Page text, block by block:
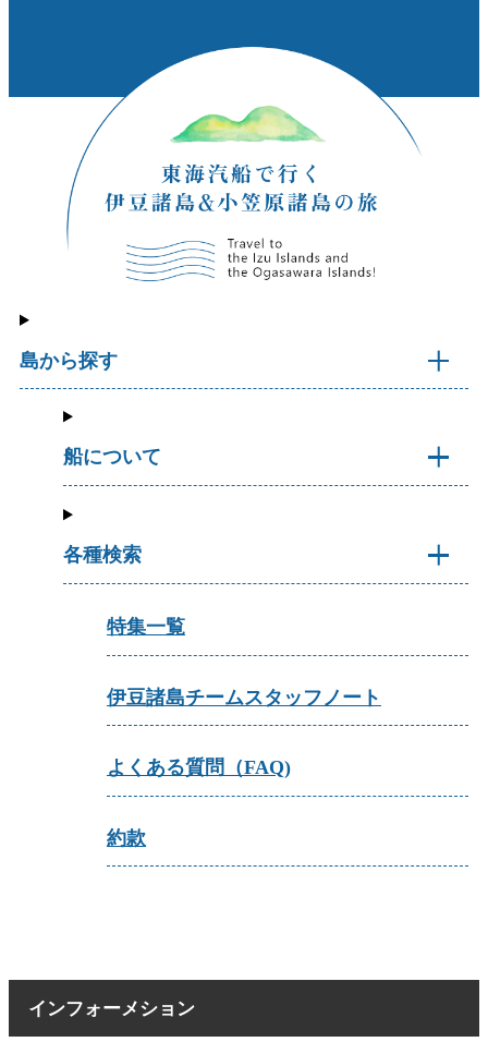
島から探す
船について
各種検索
特集一覧
伊豆諸島チームスタッフノート
よくある質問（FAQ)
約款
インフォーメション